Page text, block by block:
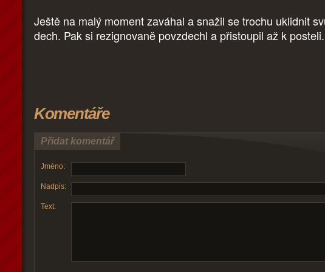
Ještě na malý moment zaváhal a snažil se trochu uklidnit
dech. Pak si rezignovaně povzdechl a přistoupil až k
Komentáře
Přidat komentář
Jméno:
Nadpis:
Text: